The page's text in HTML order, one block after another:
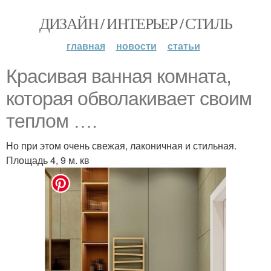
ДИЗАЙН / ИНТЕРЬЕР / СТИЛЬ
главная новости статьи
Красивая ванная комната,
которая обволакивает своим
теплом ….
Но при этом очень свежая, лаконичная и стильная.
Площадь 4, 9 м. кв